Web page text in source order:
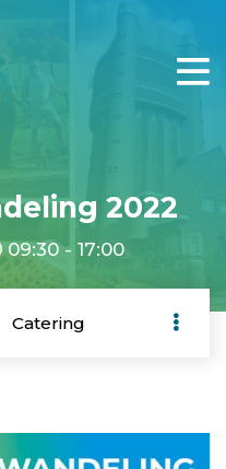
2022
09:30 - 17:00
Catering